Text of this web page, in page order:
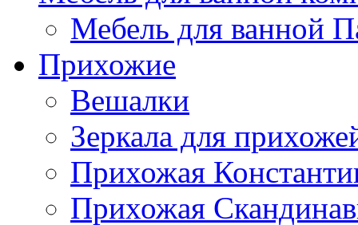
Мебель для ванной
Прихожие
Вешалки
Зеркала для
Прихожая
Прихожая